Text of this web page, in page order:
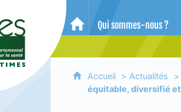
06 - Comité départemental
Accueil
Qui sommes-nous ?
Accueil Actualités
équitable, diversifié